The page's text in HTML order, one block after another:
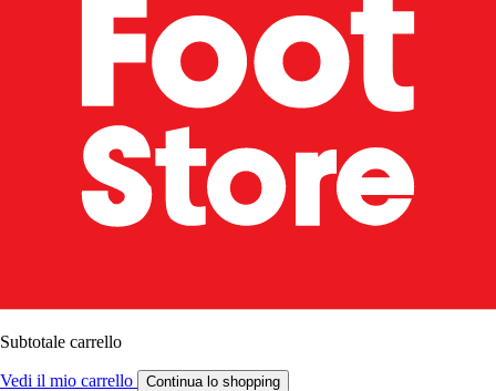
Subtotale carrello
Vedi il mio carrello Continua lo shopping